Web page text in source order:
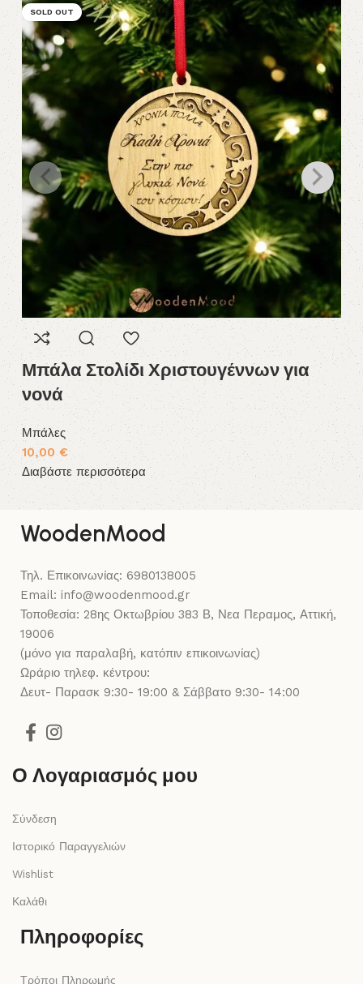
SOLD OUT
Μπάλα Στολίδι Χριστουγέννων για
νονά
Μπάλες
10,00€
Διαβάστε περισσότερα
WoodenMood
Τηλ. Επικοινωνίας: 6980138005
Email: info@woodenmood.gr
Τοποθεσία: 28ης Οκτωβρίου 383 Β, Νεα Περαμος, Αττική,
19006
(μόνο για παραλαβή, κατόπιν επικοινωνίας)
Ωράριο τηλεφ. κέντρου:
Δευτ- Παρασκ 9:30- 19:00 & Σάββατο 9:30- 14:00
Ο Λογαριασμός μου
Σύνδεση
Ιστορικό Παραγγελιών
Wishlist
Καλάθι
Πληροφορίες
Τρόποι Πληρωμής